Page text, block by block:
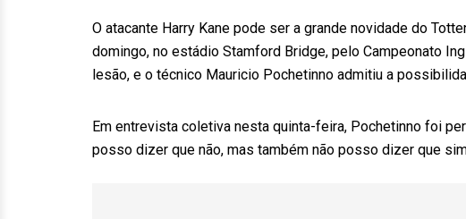
O atacante Harry Kane pode ser a grande novidade do
domingo, no estádio Stamford Bridge, pelo Campeonato
lesão, e o técnico Mauricio Pochetinno admitiu a
Em entrevista coletiva nesta quinta-feira, Pochetinno foi
posso dizer que não, mas também não posso dizer que